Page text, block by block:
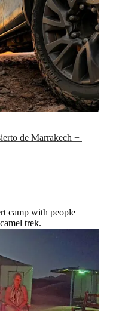
de Marrakech +
camp with people
trek.